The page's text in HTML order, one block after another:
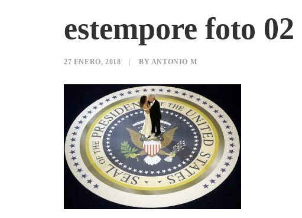
estempore foto 02
27 ENERO, 2018 BY ANTONIO M